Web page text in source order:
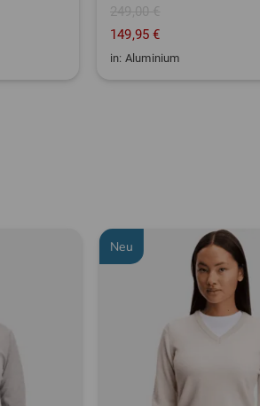
249,00 €
149,95 €
in: Aluminium
Neu